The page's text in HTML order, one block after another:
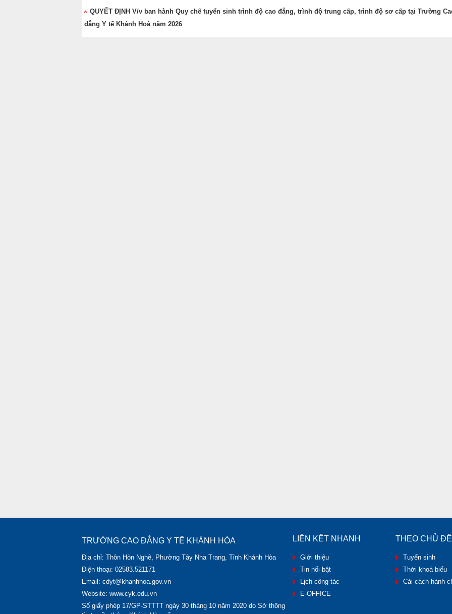
QUYẾT ĐỊNH V/v ban hành Quy chế tuyển sinh trình độ cao đẳng, trình độ trung cấp, trình độ sơ cấp tại Trường
đẳng Y tế Khánh Hoà năm 2026
TRƯỜNG CAO ĐẲNG Y TẾ KHÁNH HÒA
Địa chỉ: Thôn Hòn Nghê, Phường Tây Nha Trang, Tỉnh Khánh Hòa
Điện thoại: 02583.521171
Email: cdyt@khanhhoa.gov.vn
Website: www.cyk.edu.vn
Số giấy phép 17/GP-STTTT ngày 30 tháng 10 năm 2020 do Sở thông
LIÊN KẾT NHANH
Giới thiệu
Tin nổi bật
Lịch công tác
E-OFFICE
THEO CHỦ ĐỀ
Tuyển sinh
Thời khoá biểu
Cải cách hành